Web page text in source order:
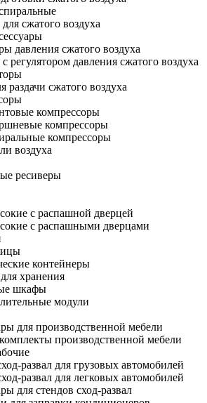
сжатого воздуха
давления сжатого воздуха
регулятором давления сжатого воздуха
раздачи сжатого воздуха
компрессоры
компрессоры
компрессоры
воздуха
ресиверы
с распашной дверцей
с распашными дверцами
контейнеры
хранения
шкафы
модули
для производственной мебели
производственной мебели
развал для грузовых автомобилей
развал для легковых автомобилей
для стендов сход-развал